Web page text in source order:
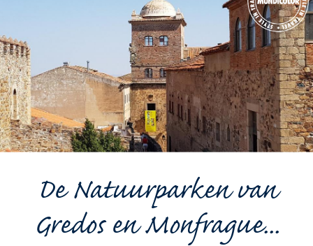
De Natuurparken van
Gredos en Monfrague...